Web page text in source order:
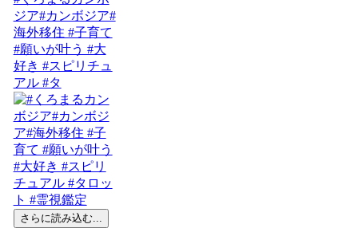
ジア#カンボジア#
海外移住 #子育て
#願いが叶う #大
好き #スピリチュ
アル #タ
さらに読み込む...